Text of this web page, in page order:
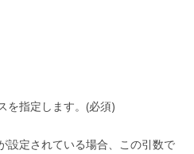
を指定します。(必須)
設定されている場合、この引数で